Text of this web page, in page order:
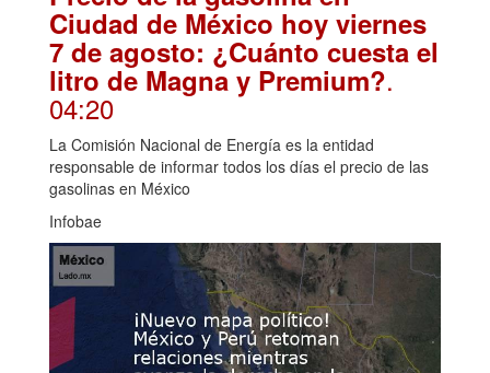
Ciudad de México hoy viernes
7 de agosto: ¿Cuánto cuesta el
litro de Magna y Premium?.
04:20
La Comisión Nacional de Energía es la entidad
responsable de informar todos los días el precio de las
gasolinas en México
Infobae